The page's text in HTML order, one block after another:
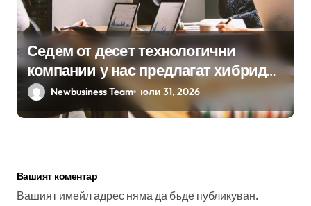
Седем от десет технологични
компании у нас предлагат хибридна
работаNewbusiness Team юли 31, 2026
Вашият коментар
Вашият имейл адрес няма да бъде публикуван.